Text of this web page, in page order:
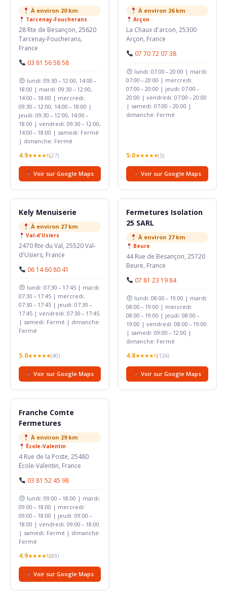
À environ 20 km
Tarcenay-Foucherans
28 Rte de Besançon, 25620
Tarcenay-Foucherans,
France
03 81 56 58 58
lundi: 09:30 – 12:00, 14:00 –
18:00 | mardi: 09:30 – 12:00,
14:00 – 18:00 | mercredi:
09:30 – 12:00, 14:00 – 18:00 |
jeudi: 09:30 – 12:00, 14:00 –
18:00 | vendredi: 09:30 – 12:00,
14:00 – 18:00 | samedi: Fermé
| dimanche: Fermé
4.9★★★★½(27)
Voir sur Google Maps
À environ 26 km
Arçon
La Chaux d'arcon, 25300
Arçon, France
07 70 72 07 38
lundi: 07:00 – 20:00 | mardi:
07:00 – 20:00 | mercredi:
07:00 – 20:00 | jeudi: 07:00 –
20:00 | vendredi: 07:00 – 20:00
| samedi: 07:00 – 20:00 |
dimanche: Fermé
5.0★★★★★(5)
Voir sur Google Maps
Kely Menuiserie
À environ 27 km
Val-d'Usiers
2470 Rte du Val, 25520 Val-
d'Usiers, France
06 14 60 80 41
lundi: 07:30 – 17:45 | mardi:
07:30 – 17:45 | mercredi:
07:30 – 17:45 | jeudi: 07:30 –
17:45 | vendredi: 07:30 – 17:45
| samedi: Fermé | dimanche:
Fermé
5.0★★★★★(40)
Voir sur Google Maps
Fermetures Isolation
25 SARL
À environ 27 km
Beure
44 Rue de Besançon, 25720
Beure, France
07 81 23 19 84
lundi: 08:00 – 19:00 | mardi:
08:00 – 19:00 | mercredi:
08:00 – 19:00 | jeudi: 08:00 –
19:00 | vendredi: 08:00 – 19:00
| samedi: 09:00 – 12:00 |
dimanche: Fermé
4.8★★★★½(136)
Voir sur Google Maps
Franche Comte
Fermetures
À environ 29 km
École-Valentin
4 Rue de la Poste, 25480
École-Valentin, France
03 81 52 45 98
lundi: 09:00 – 18:00 | mardi:
09:00 – 18:00 | mercredi:
09:00 – 18:00 | jeudi: 09:00 –
18:00 | vendredi: 09:00 – 18:00
| samedi: Fermé | dimanche:
Fermé
4.9★★★★½(89)
Voir sur Google Maps